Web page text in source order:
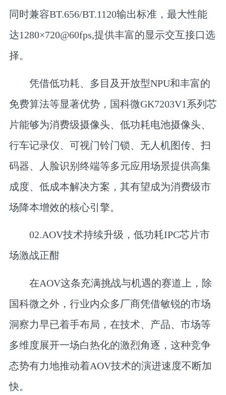
同时兼容BT.656/BT.1120输出标准，最大性能
达1280×720@60fps,提供丰富的显示交互接口选
择。
凭借低功耗、多目及开放型NPU和丰富的
免费算法等显著优势，国科微GK7203V1系列芯
片能够为消费级摄像头、低功耗电池摄像头、
行车记录仪、可视门铃门锁、无人机图传、扫
码器、人脸识别终端等多元应用场景提供高集
成度、低成本解决方案，其有望成为消费级市
场降本增效的核心引擎。
02.AOV技术持续升级， 低功耗IPC芯片市
场激战正酣
在AOV这条充满挑战与机遇的赛道上，除
国科微之外，行业内众多厂商凭借敏锐的市场
洞察力早已着手布局，在技术、产品、市场等
多维度展开一场白热化的激烈角逐，这种竞争
态势有力地推动着AOV技术的演进速度不断加
快。